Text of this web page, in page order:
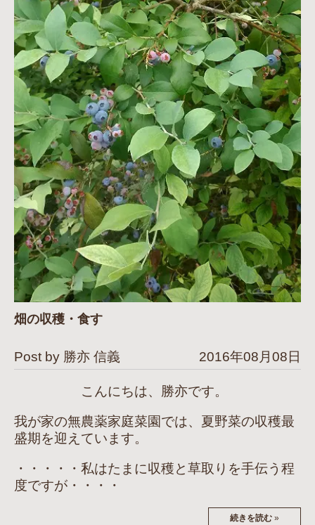
畑の収穫・食す
Post by 勝亦 信義 2016年08月08日
こんにちは、勝亦です。
我が家の無農薬家庭菜園では、夏野菜の収穫最
盛期を迎えています。
・・・・・私はたまに収穫と草取りを手伝う程
度ですが・・・・
続きを読む »